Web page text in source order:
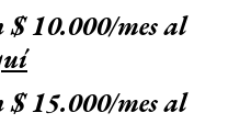
10.000/mes al
15.000/mes al